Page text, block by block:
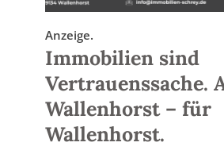
Anzeige.
Immobilien sind
Vertrauenssache.
Wallenhorst – für
Wallenhorst.